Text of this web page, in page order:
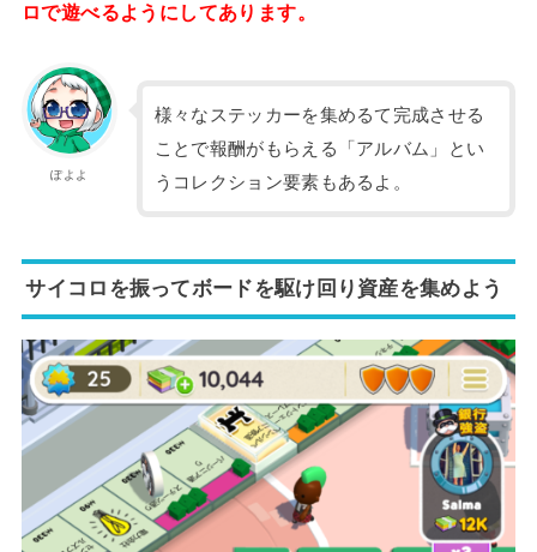
ロで遊べるようにしてあります。
ぽよよ
様々なステッカーを集めるて完成させる
ことで報酬がもらえる「アルバム」とい
うコレクション要素もあるよ。
サイコロを振ってボードを駆け回り資産を集めよう